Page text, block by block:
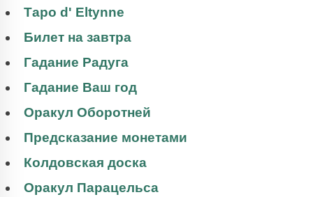
Таро d' Eltynne
Билет на завтра
Гадание Радуга
Гадание Ваш год
Оракул Оборотней
Предсказание монетами
Колдовская доска
Оракул Парацельса